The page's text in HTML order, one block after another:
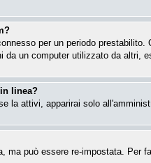
per un periodo
un computer utilizzato da altri,
linea?
la attivi, apparirai solo
ma può essere re-impostata. Per